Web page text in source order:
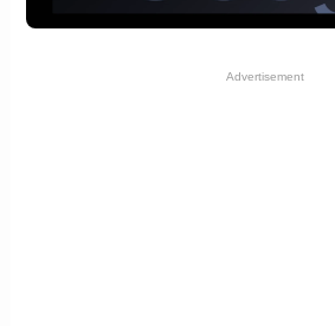
Advertisement